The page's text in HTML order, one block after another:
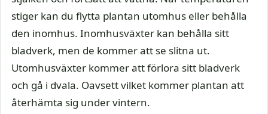
stiger kan du flytta plantan utomhus eller behålla
den inomhus. Inomhusväxter kan behålla sitt
bladverk, men de kommer att se slitna ut.
Utomhusväxter kommer att förlora sitt bladverk
och gå i dvala. Oavsett vilket kommer plantan att
återhämta sig under vintern.